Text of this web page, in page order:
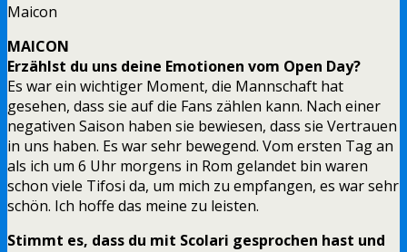
Maicon
MAICON
Erzählst du uns deine Emotionen vom Open Day?
Es war ein wichtiger Moment, die Mannschaft hat
gesehen, dass sie auf die Fans zählen kann. Nach einer
negativen Saison haben sie bewiesen, dass sie Vertrauen
in uns haben. Es war sehr bewegend. Vom ersten Tag an
als ich um 6 Uhr morgens in Rom gelandet bin waren
schon viele Tifosi da, um mich zu empfangen, es war sehr
schön. Ich hoffe das meine zu leisten.
Stimmt es, dass du mit Scolari gesprochen hast und